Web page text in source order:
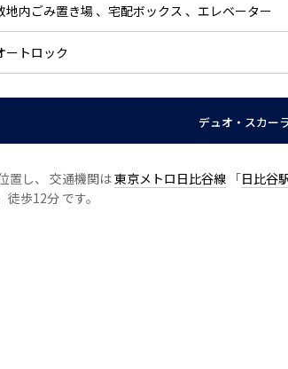
地内ごみ置き場 宅配ボックス エレベーター
ートロック
デュオ・スカー
置し、 交通機関は東京メトロ日比谷線 「日比谷
徒歩12分 です。